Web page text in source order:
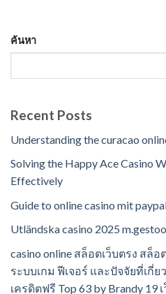
ค้นหา
Recent Posts
Understanding the curacao
Solving the Happy Ace Casino
Effectively
Guide to online casino mit
Utländska casino 2025
casino online สล็อตเว็บตรง สล็
ระบบเกม ฟีเจอร์ และปัจจัยที่เกี่ย
เครดิตฟรี Top 63 by Brandy 19